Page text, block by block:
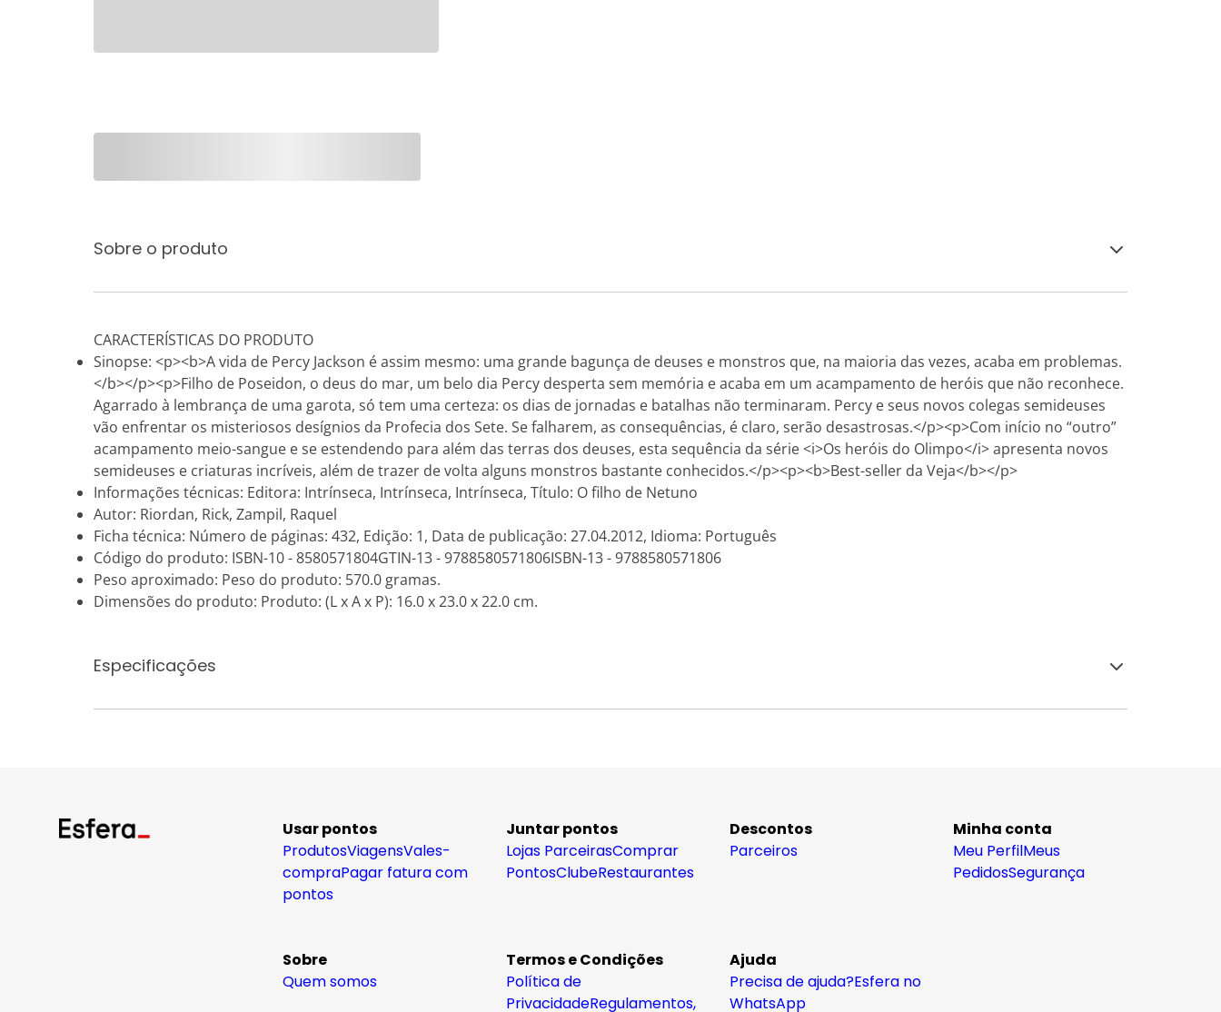
Sobre o produto
CARACTERÍSTICAS DO PRODUTO
Sinopse: <p><b>A vida de Percy Jackson é assim mesmo: uma grande bagunça de deuses e monstros que, na maioria das vezes, acaba em problemas.
</b></p><p>Filho de Poseidon, o deus do mar, um belo dia Percy desperta sem memória e acaba em um acampamento de heróis que não reconhece.
Agarrado à lembrança de uma garota, só tem uma certeza: os dias de jornadas e batalhas não terminaram. Percy e seus novos colegas semideuses
vão enfrentar os misteriosos desígnios da Profecia dos Sete. Se falharem, as consequências, é claro, serão desastrosas.</p><p>Com início no “outro”
acampamento meio-sangue e se estendendo para além das terras dos deuses, esta sequência da série <i>Os heróis do Olimpo</i> apresenta novos
semideuses e criaturas incríveis, além de trazer de volta alguns monstros bastante conhecidos.</p><p><b>Best-seller da Veja</b></p>
Informações técnicas: Editora: Intrínseca, Intrínseca, Intrínseca, Título: O filho de Netuno
Autor: Riordan, Rick, Zampil, Raquel
Ficha técnica: Número de páginas: 432, Edição: 1, Data de publicação: 27.04.2012, Idioma: Português
Código do produto: ISBN-10 - 8580571804GTIN-13 - 9788580571806ISBN-13 - 9788580571806
Peso aproximado: Peso do produto: 570.0 gramas.
Dimensões do produto: Produto: (L x A x P): 16.0 x 23.0 x 22.0 cm.
Especificações
Usar pontos
ProdutosViagensVales-
compraPagar fatura com
pontos
Juntar pontos
Lojas ParceirasComprar
PontosClubeRestaurantes
Descontos
Parceiros
Minha conta
Meu PerfilMeus
PedidosSegurança
Sobre
Quem somos
Termos e Condições
Política de
PrivacidadeRegulamentos,
Ajuda
Precisa de ajuda?Esfera no
WhatsApp